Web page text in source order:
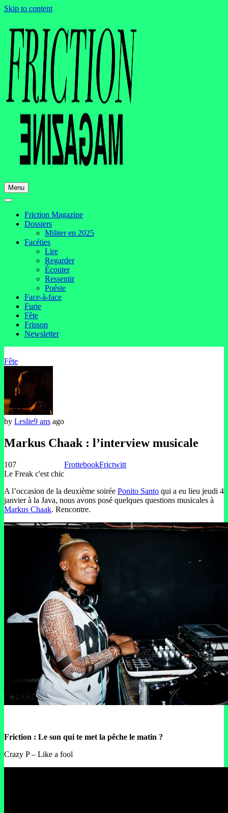
Skip to content
Menu
Friction Magazine
Dossiers
Militer en 2025
Facéties
Lire
Regarder
Écouter
Ressentir
Poésie
Face-à-face
Furie
Fête
Frisson
Newsletter
Fête
by Leslie9 ans ago
Markus Chaak : l’interview musicale
107
Le Freak c'est chic
FrottebookFrictwitt
A l’occasion de la deuxième soirée Ponito Santo qui a eu lieu jeudi 4
janvier à la Java, nous avons posé quelques questions musicales à
Markus Chaak. Rencontre.
Friction : Le son qui te met la pêche le matin ?
Crazy P – Like a fool